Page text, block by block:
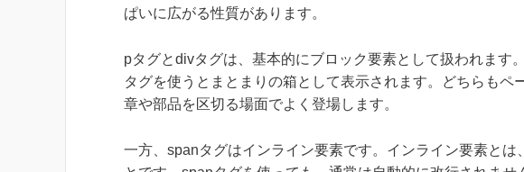
ぱいに広がる性質があります。
pタグとdivタグは、基本的にブロック要素として扱われます
タグを使うとまとまりの箱として表示されます。どちらもペ
章や部品を区切る場面でよく登場します。
一方、spanタグはインライン要素です。インライン要素とは